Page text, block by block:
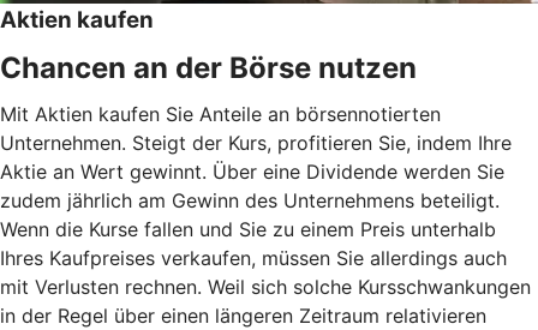
Aktien kaufen
Chancen an der Börse nutzen
Mit Aktien kaufen Sie Anteile an börsennotierten
Unternehmen. Steigt der Kurs, profitieren Sie, indem Ihre
Aktie an Wert gewinnt. Über eine Dividende werden Sie
zudem jährlich am Gewinn des Unternehmens beteiligt.
Wenn die Kurse fallen und Sie zu einem Preis unterhalb
Ihres Kaufpreises verkaufen, müssen Sie allerdings auch
mit Verlusten rechnen. Weil sich solche Kursschwankungen
in der Regel über einen längeren Zeitraum relativieren